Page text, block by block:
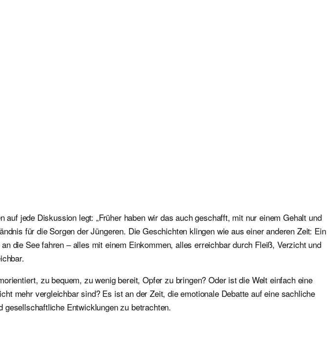
jede Diskussion legt: „Früher haben wir das auch geschafft, mit nur einem Gehalt und
für die Sorgen der Jüngeren. Die Geschichten klingen wie aus einer anderen Zeit: Ein
die See fahren – alles mit einem Einkommen, alles erreichbar durch Fleiß, Verzicht und
zu bequem, zu wenig bereit, Opfer zu bringen? Oder ist die Welt einfach eine
mehr vergleichbar sind? Es ist an der Zeit, die emotionale Debatte auf eine sachliche
Entwicklungen zu betrachten.